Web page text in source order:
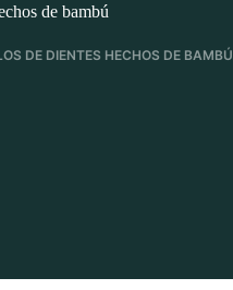
de bambú
DE DIENTES HECHOS DE BAMBÚ